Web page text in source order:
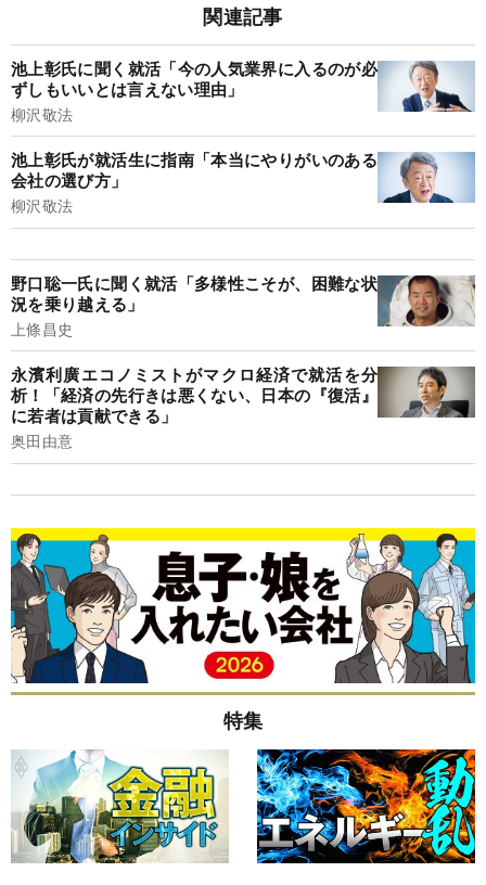
関連記事
池上彰氏に聞く就活「今の人気業界に入るのが必
ずしもいいとは言えない理由」
柳沢敬法
池上彰氏が就活生に指南「本当にやりがいのある
会社の選び方」
柳沢敬法
野口聡一氏に聞く就活「多様性こそが、困難な状
況を乗り越える」
上條昌史
永濱利廣エコノミストがマクロ経済で就活を分
析！「経済の先行きは悪くない、日本の『復活』
に若者は貢献できる」
奥田由意
特集